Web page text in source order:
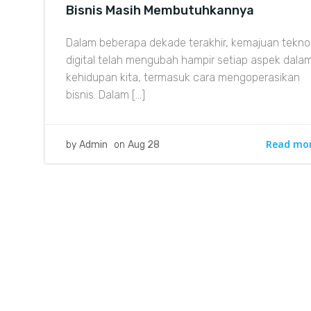
Bisnis Masih Membutuhkannya
Dalam beberapa dekade terakhir, kemajuan
digital telah mengubah hampir setiap aspek
kehidupan kita, termasuk cara mengoperasikan
bisnis. Dalam […]
by Admin on Aug 28 Read